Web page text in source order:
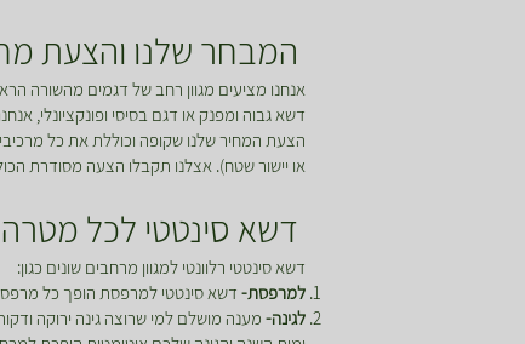
המבחר שלנו והצעת
אנחנו מציעים מגוון רחב של דגמים מהשורה
דשא גבוה ומפנק או דגם בסיסי ופונקציונלי,
הצעת המחיר שלנו שקופה וכוללת את כל
או יישור שטח). אצלנו תקבלו הצעה מסודרת
דשא סינטטי לכל מטרה
דשא סינטטי רלוונטי למגוון מרחבים שונים כגון:
למרפסת- דשא סינטטי למרפסת הופך כל
לגינה- מענה מושלם למי שרוצה גינה ירוקה